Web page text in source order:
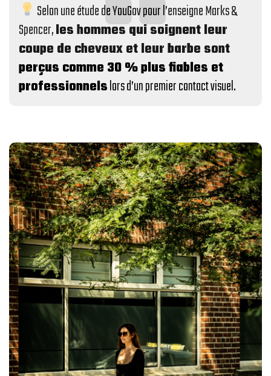
Selon une étude de YouGov pour l’enseigne Marks &
Spencer,les hommes qui soignent leur
coupe de cheveux et leur barbe sont
perçus comme 30 % plus fiables et
professionnelslors d’un premier contact visuel.